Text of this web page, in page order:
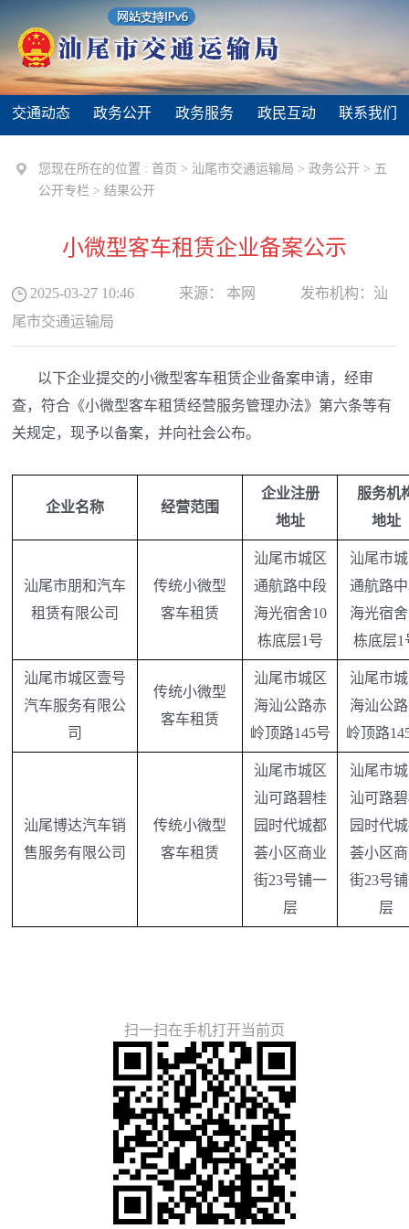
交通动态 政务公开 政务服务 政民互动 联系我们
您现在所在的位置 : 首页 > 汕尾市交通运输局 >政务公开 > 五
公开专栏 >结果公开
小微型客车租赁企业备案公示
2025-03-27 10:46 来源： 本网 发布机构： 汕
尾市交通运输局
以下企业提交的小微型客车租赁企业备案申请，经审
查，符合《小微型客车租赁经营服务管理办法》第六条等有
关规定，现予以备案，并向社会公布。
企业名称 经营范围
企业注册
地址
服务机
地址
汕尾市朋和汽车
租赁有限公司
传统小微型
客车租赁
汕尾市城区
通航路中段
海光宿舍10
栋底层1号
汕尾市
通航路
海光宿
栋底层1
汕尾市城区壹号
汽车服务有限公
司
传统小微型
客车租赁
汕尾市城区
海汕公路赤
岭顶路145号
汕尾市
海汕公
岭顶路
汕尾博达汽车销
售服务有限公司
传统小微型
客车租赁
汕尾市城区
汕可路碧桂
园时代城都
荟小区商业
街23号铺一
层
汕尾市
汕可路
园时代
荟小区
街23号
层
扫一扫在手机打开当前页